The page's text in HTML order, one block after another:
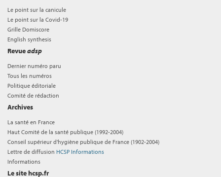
Le point sur la canicule
Le point sur la Covid-19
Grille Domiscore
English synthesis
Revueadsp
Dernier numéro paru
Tous les numéros
Politique éditoriale
Comité de rédaction
Archives
La santé en France
Haut Comité de la santé publique (1992-2004)
Conseil supérieur d'hygiène publique de France (1902-2004)
Lettre de diffusion HCSP Informations
Informations
Le site hcsp.fr